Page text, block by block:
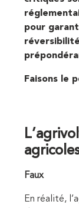
pour
Faisons le
Faux
En réalité,